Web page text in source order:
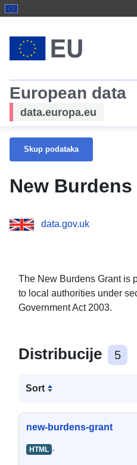
European data
data.europa.eu
Skup podataka
New
data.gov.uk
The New Burdens Grant is
to local authorities under
Government Act 2003.
Distribucije 5
Sort
new-burdens-grant
HTML -